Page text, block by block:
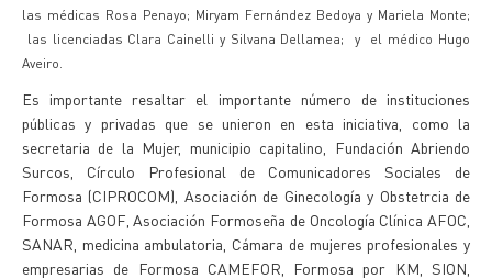
las médicas Rosa Penayo; Miryam Fernández Bedoya y Mariela Monte;
las licenciadas Clara Cainelli y Silvana Dellamea; y el médico Hugo
Aveiro.
Es importante resaltar el importante número de instituciones
públicas y privadas que se unieron en esta iniciativa, como la
secretaria de la Mujer, municipio capitalino, Fundación Abriendo
Surcos, Círculo Profesional de Comunicadores Sociales de
Formosa (CIPROCOM), Asociación de Ginecología y Obstetrcia de
Formosa AGOF, Asociación Formoseña de Oncología Clínica AFOC,
SANAR, medicina ambulatoria, Cámara de mujeres profesionales y
empresarias de Formosa CAMEFOR, Formosa por KM, SION,